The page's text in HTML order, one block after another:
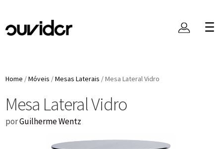
Home /Móveis /Mesas Laterais /Mesa Lateral Vidro
Mesa Lateral Vidro
porGuilherme Wentz